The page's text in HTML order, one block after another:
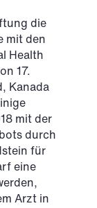
die
mit den
Health
17.
Kanada
mit der
durch
für
eine
Arzt in